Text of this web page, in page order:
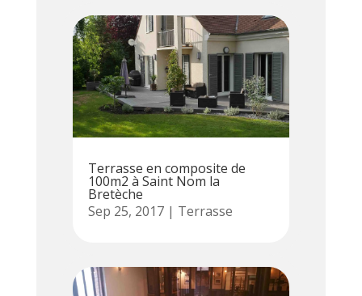
Terrasse en composite de
100m2 à Saint Nom la
Bretèche
Sep 25, 2017| Terrasse